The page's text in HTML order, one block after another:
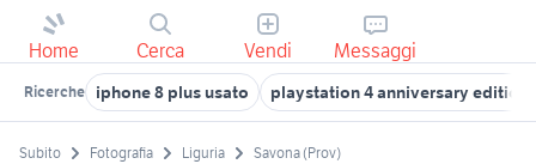
Home Cerca Vendi Messaggi
Ricerche iphone 8 plus usato playstation 4 anniversary edition
Subito Fotografia Liguria Savona (Prov)